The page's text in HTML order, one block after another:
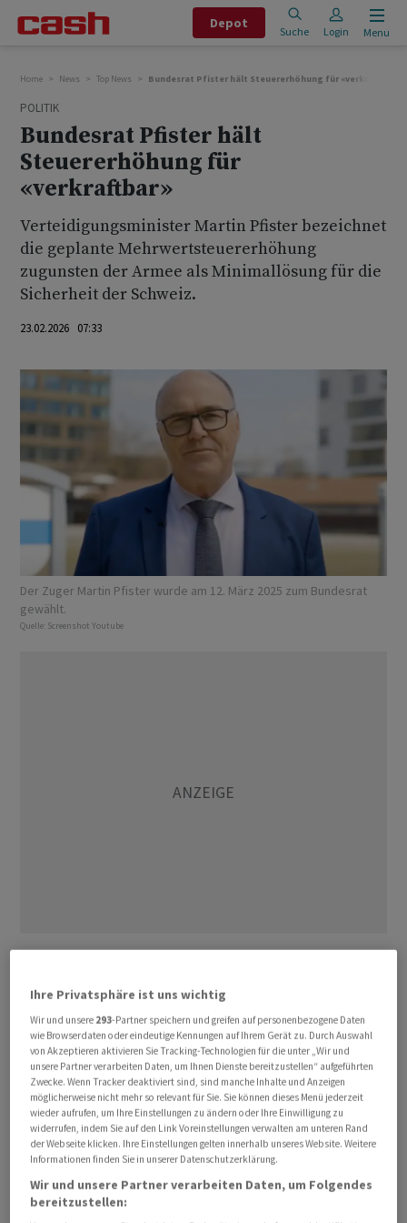
Depot
Suche Login Menu
Home News Top News Bundesrat Pfister hält Steuererhöhung für «verkraftbar»
POLITIK
Bundesrat Pfister hält
Steuererhöhung für
«verkraftbar»
Verteidigungsminister Martin Pfister bezeichnet
die geplante Mehrwertsteuererhöhung
zugunsten der Armee als Minimallösung für die
Sicherheit der Schweiz.
23.02.2026 07:33
Der Zuger Martin Pfister wurde am 12. März 2025 zum Bundesrat
gewählt.
Quelle: Screenshot Youtube
der Armee eine Minimallösung für die Sicherheit der
Schweiz. Es handle sich um «ein spürbares, aber auch
verkraftbares Opfer» aller.
«Wir sprechen von 80 Rappen bei einem Einkauf von 100
Franken», sagte Pfister im Interview mit der «Neuen
Zürcher Zeitung» vom Montag. Die anderen
europäischen Länder investierten deutlich mehr in die
Sicherheit.
Ihre Privatsphäre ist uns wichtig
Wir und unsere 293-Partner speichern und greifen auf personenbezogene Daten
wie Browserdaten oder eindeutige Kennungen auf Ihrem Gerät zu. Durch Auswahl
von Akzeptieren aktivieren Sie Tracking-Technologien für die unter „Wir und
unsere Partner verarbeiten Daten, um Ihnen Dienste bereitzustellen“ aufgeführten
Zwecke. Wenn Tracker deaktiviert sind, sind manche Inhalte und Anzeigen
möglicherweise nicht mehr so relevant für Sie. Sie können dieses Menü jederzeit
wieder aufrufen, um Ihre Einstellungen zu ändern oder Ihre Einwilligung zu
widerrufen, indem Sie auf den Link Voreinstellungen verwalten am unteren Rand
der Webseite klicken. Ihre Einstellungen gelten innerhalb unseres Website. Weitere
Informationen finden Sie in unserer Datenschutzerklärung.
Wir und unsere Partner verarbeiten Daten, um Folgendes
bereitzustellen: